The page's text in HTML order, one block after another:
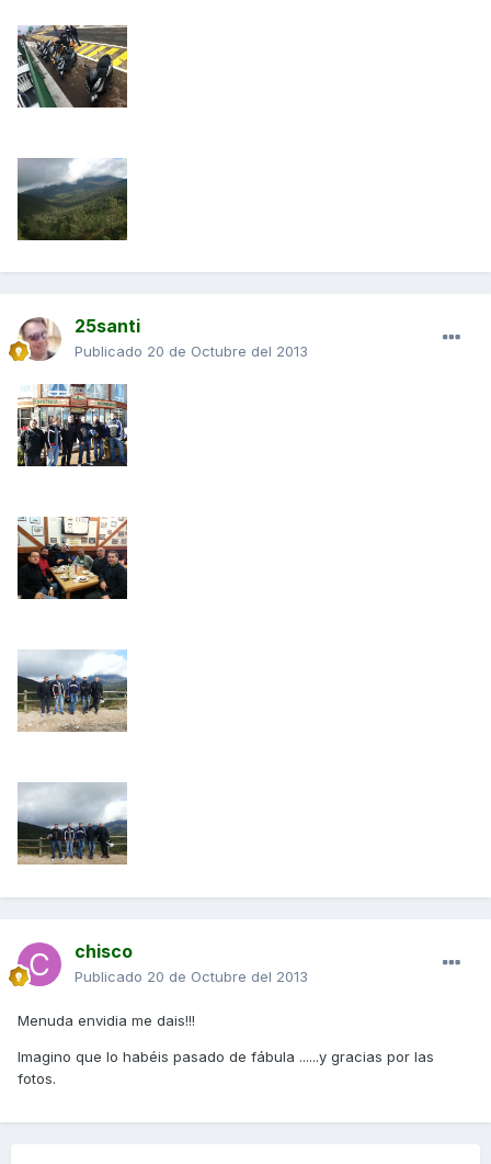
25santi
Publicado 20 de Octubre del 2013
chisco
Publicado 20 de Octubre del 2013
Menuda envidia me dais!!!
Imagino que lo habéis pasado de fábula ......y gracias por las
fotos.